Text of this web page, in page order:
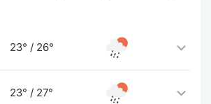
23° / 26°
23° / 27°